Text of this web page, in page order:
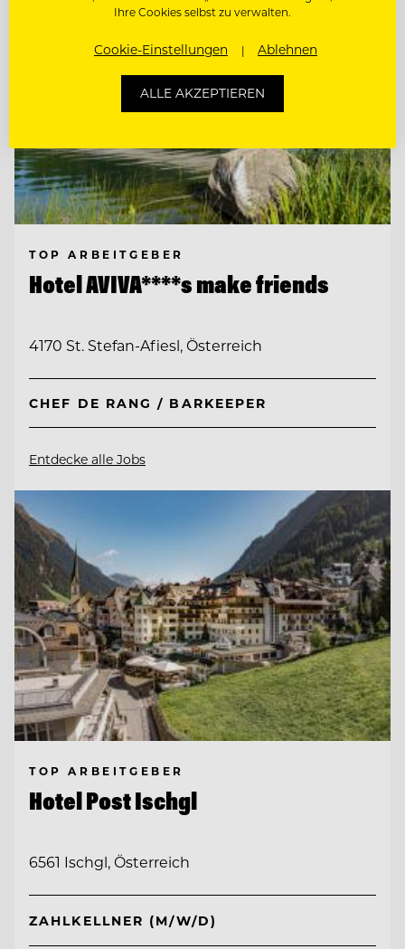
TOP ARBEITGEBER
Hotel AVIVA****s make friends
4170 St. Stefan-Afiesl, Österreich
CHEF DE RANG / BARKEEPER
Entdecke alle Jobs
TOP ARBEITGEBER
Hotel Post Ischgl
6561 Ischgl, Österreich
ZAHLKELLNER (M/W/D)
Ihre Cookies selbst zu verwalten.
Cookie-Einstellungen Ablehnen
ALLE AKZEPTIEREN